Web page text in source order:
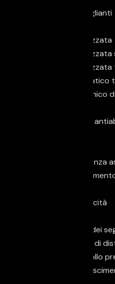
Assistente abbaglianti
Chiusura centralizzata
Chiusura
Chiusura
Controllo automatico
Controllo elettronico
Fari di profondità
Frenata d'emergenza
Freno di
Limitatore di velocità
Riconoscimento dei
Sistema di avviso di
Sistema di controllo
Sistema di